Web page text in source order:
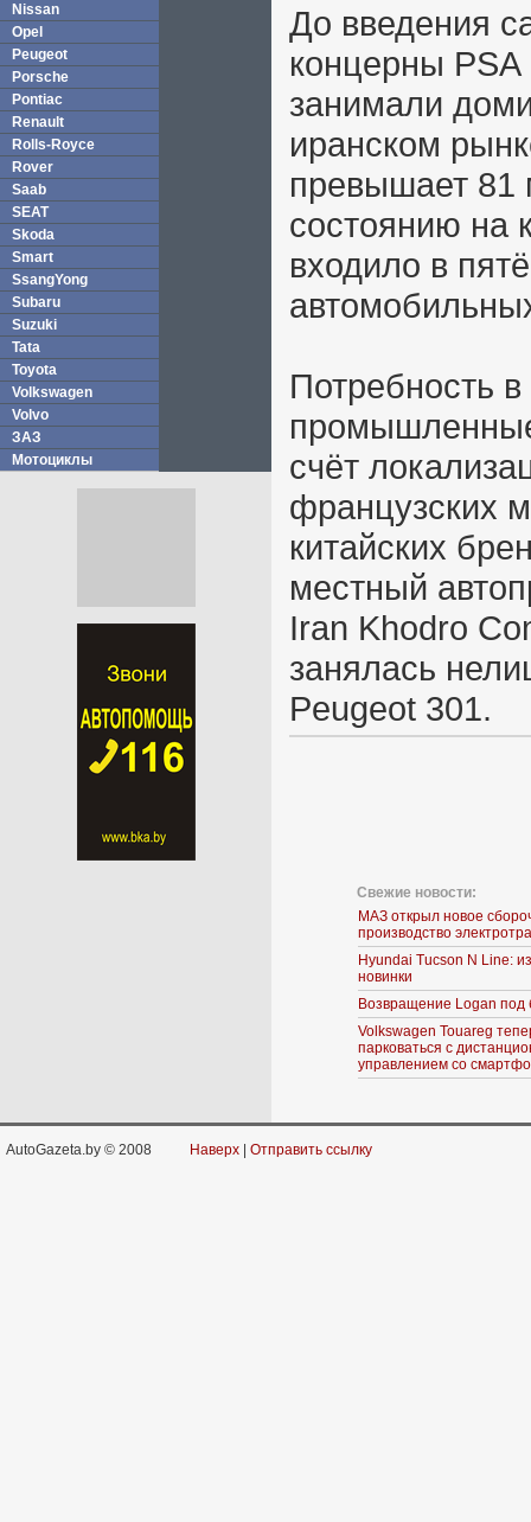
Nissan
Opel
Peugeot
Porsche
Pontiac
Renault
Rolls-Royce
Rover
Saab
SEAT
Skoda
Smart
SsangYong
Subaru
Suzuki
Tata
Toyota
Volkswagen
Volvo
ЗАЗ
Мотоциклы
До введения
концерны
занимали
иранском
превышает 81
состоянию на
входило в
Потребность
счёт
французских
китайских
местный
Iran Khodro
занялась
Peugeot 301.
Свежие новости:
МАЗ открыл новое
производство
Hyundai Tucson N Line:
новинки
Возвращение Logan под
Volkswagen Touareg
парковаться с
управлением со
AutoGazeta.by © 2008 Наверх Отправить ссылку